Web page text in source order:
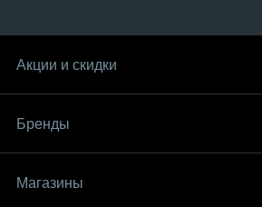
Акции и скидки
Бренды
Магазины